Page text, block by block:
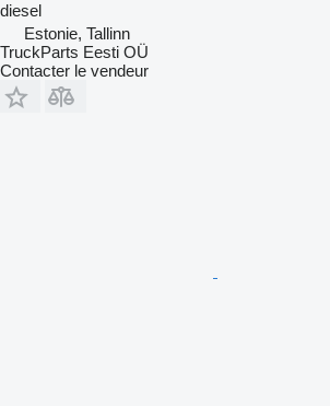
diesel
Estonie, Tallinn
TruckParts Eesti OÜ
Contacter le vendeur